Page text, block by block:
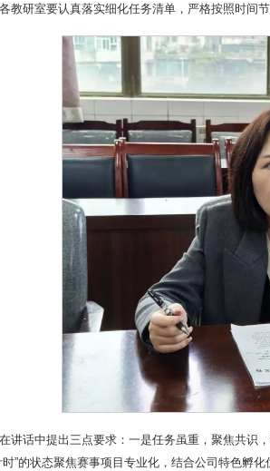
教研室要认真落实细化任务清单，严格按照时间节
讲话中提出三点要求：一是任务虽重，聚焦共识
时”的状态聚焦赛事项目专业化，结合公司特色孵